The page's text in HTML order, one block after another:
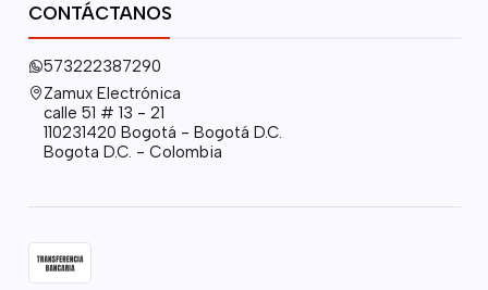
CONTÁCTANOS
573222387290
Zamux Electrónica
calle 51 # 13 - 21
110231420 Bogotá - Bogotá D.C.
Bogota D.C. - Colombia